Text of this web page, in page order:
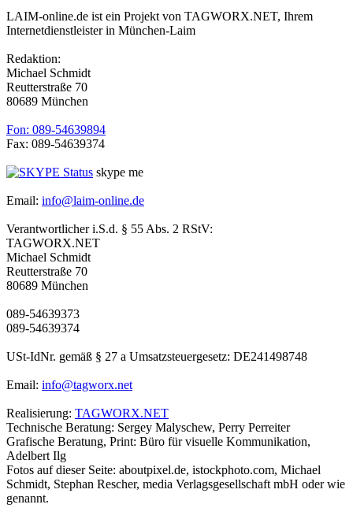
LAIM-online.de ist ein Projekt von TAGWORX.NET, Ihrem
Internetdienstleister in München-Laim
Redaktion:
Michael Schmidt
Reutterstraße 70
80689 München
Fon: 089-54639894
Fax: 089-54639374
skype me
Email: info@laim-online.de
Verantwortlicher i.S.d. § 55 Abs. 2 RStV:
TAGWORX.NET
Michael Schmidt
Reutterstraße 70
80689 München
089-54639373
089-54639374
USt-IdNr. gemäß § 27 a Umsatzsteuergesetz: DE241498748
Email: info@tagworx.net
Realisierung: TAGWORX.NET
Technische Beratung: Sergey Malyschew, Perry Perreiter
Grafische Beratung, Print: Büro für visuelle Kommunikation,
Adelbert Ilg
Fotos auf dieser Seite: aboutpixel.de, istockphoto.com, Michael
Schmidt, Stephan Rescher, media Verlagsgesellschaft mbH oder wie
genannt.